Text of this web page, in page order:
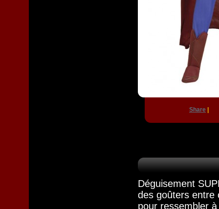
Share
Déguisement
des goûters entre
pour ressembler